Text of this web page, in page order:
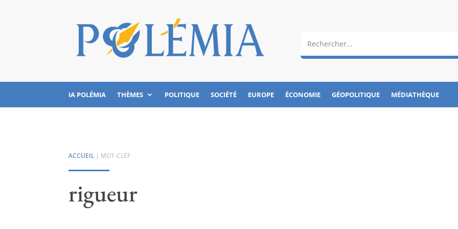
IA POLÉMIA THÈMES POLITIQUE SOCIÉTÉ EUROPE ÉCONOMIE GÉOPOLITIQUE MÉDIATHÈQUE
ACCUEIL | MOT-CLEF
rigueur